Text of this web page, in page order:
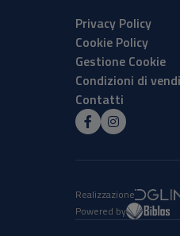
Privacy Policy
Cookie Policy
Gestione Cookie
Condizioni di
Contatti
Realizzazione
Powered by